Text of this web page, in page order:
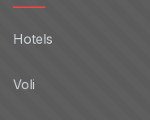
Hotels
Voli